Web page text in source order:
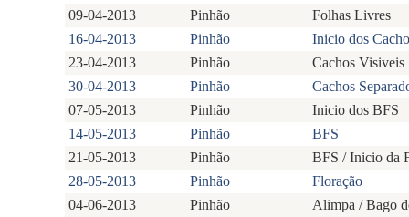
09-04-2013
Pinhão
Folhas Livres
16-04-2013
Pinhão
Inicio dos
23-04-2013
Pinhão
Cachos Visiveis
30-04-2013
Pinhão
Cachos
07-05-2013
Pinhão
Inicio dos BFS
14-05-2013
Pinhão
BFS
21-05-2013
Pinhão
BFS / Inicio da
28-05-2013
Pinhão
Floração
04-06-2013
Pinhão
Alimpa / Bago